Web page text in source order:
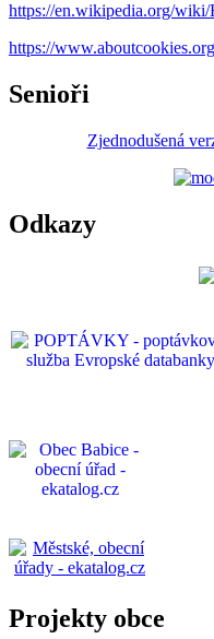
https://en.wikipedia.org/
https://
Senioři
Zjednodušená
Odkazy
Projekty obce